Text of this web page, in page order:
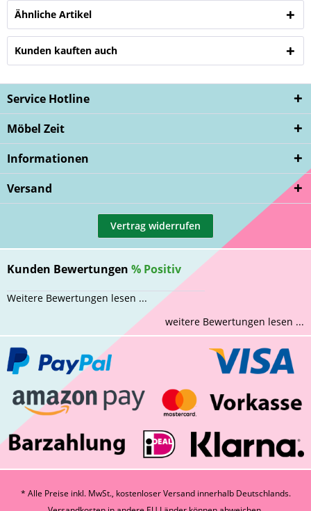
Ähnliche Artikel
Kunden kauften auch
Service Hotline
Möbel Zeit
Informationen
Versand
Vertrag widerrufen
Kunden Bewertungen % Positiv
Weitere Bewertungen lesen ...
weitere Bewertungen lesen ...
* Alle Preise inkl. MwSt., kostenloser Versand innerhalb Deutschlands.